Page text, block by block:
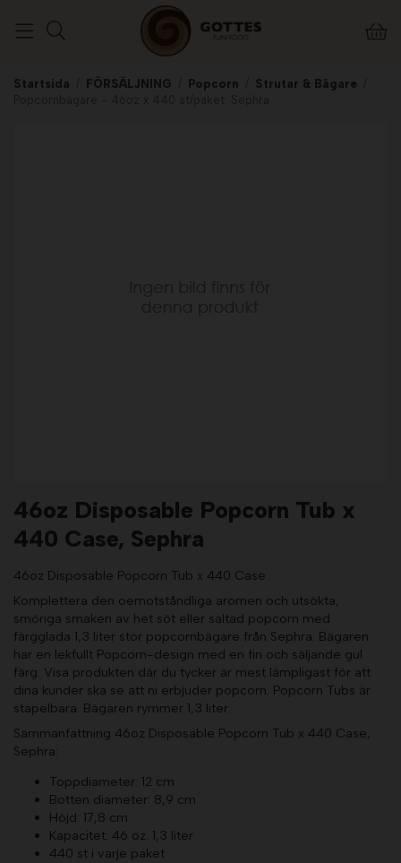
Startsida FÖRSÄLJNING Popcorn Strutar & Bägare
46oz Disposable Popcorn Tub x
440 Case, Sephra
46oz Disposable Popcorn Tub x 440 Case
Komplettera den oemotståndliga aromen och utsökta,
smöriga smaken av het söt eller saltad popcorn med
färgglada 1,3 liter stor popcornbägare från Sephra. Bägaren
har en lekfullt Popcorn-design med en fin och säljande gul
färg. Visa produkten där du tycker är mest lämpligast för att
dina kunder ska se att ni erbjuder popcorn. Popcorn Tubs är
stapelbara. Bägaren rymmer 1,3 liter.
Sammanfattning 46oz Disposable Popcorn Tub x 440 Case,
Sephra:
Toppdiameter: 12 cm
Botten diameter: 8,9 cm
Höjd: 17,8 cm
Kapacitet: 46 oz. 1,3 liter
440 st i varje paket